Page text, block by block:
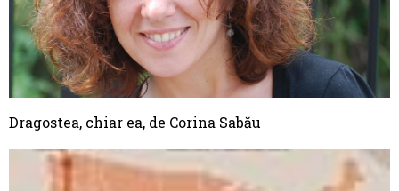
Dragostea, chiar ea, de Corina Sabău